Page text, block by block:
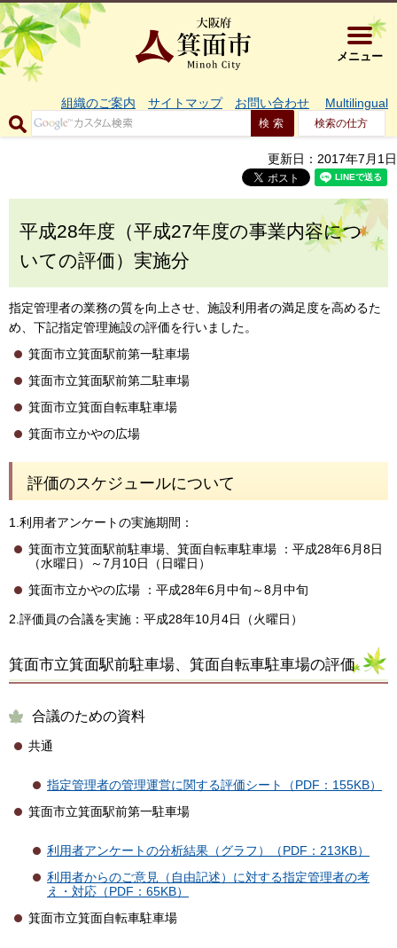
大阪府箕
メニュー
組織のご案内 サイトマップ お問い合わせ Multilingual
検索の仕方
更新日：2017年7月1日
平成28年度（平成27年度の事業内容につ
いての評価）実施分
指定管理者の業務の質を向上させ、施設利用者の満足度を高めるた
め、下記指定管理施設の評価を行いました。
箕面市立箕面駅前第一駐車場
箕面市立箕面駅前第二駐車場
箕面市立箕面自転車駐車場
箕面市立かやの広場
評価のスケジュールについて
1.利用者アンケートの実施期間：
箕面市立箕面駅前駐車場、箕面自転車駐車場 ：平成28年6月8日
（水曜日）～7月10日（日曜日）
箕面市立かやの広場 ：平成28年6月中旬～8月中旬
2.評価員の合議を実施：平成28年10月4日（火曜日）
箕面市立箕面駅前駐車場、箕面自転車駐車場の評価
合議のための資料
共通
指定管理者の管理運営に関する評価シート（PDF：155KB）
箕面市立箕面駅前第一駐車場
利用者アンケートの分析結果（グラフ）（PDF：213KB）
利用者からのご意見（自由記述）に対する指定管理者の考
え・対応（PDF：65KB）
箕面市立箕面自転車駐車場